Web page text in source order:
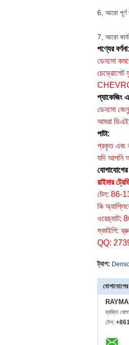
6, আরো পূর্ণ
7, আরো
পণ্যের বর্ণনা:
ডেনসো
চেভ্রোলেট
প্যাকেজিং
ডেনসো
আমরা
পাটা:
প্রকৃত এবং
যদি আপনি
রাইমার
টেল: 86-
কি
ওয়েচ্যাট:
স্কাইপি:
QQ:
ট্যাগ: Denso
যোগাযোগের
ব্যক্তি
টেল: